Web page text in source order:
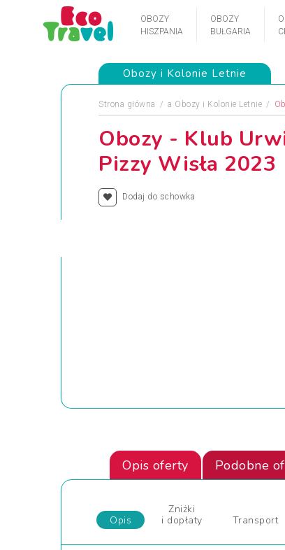
OBOZY
HISZPANIA
OBOZY
BUŁGARIA
Obozy i Kolonie Letnie
Strona główna a Obozy i Kolonie Letnie
Obozy - Klub
Pizzy Wisła 2023
Dodaj do schowka
Opis oferty Podobne
Opis
Zniżki
i dopłaty
Transport